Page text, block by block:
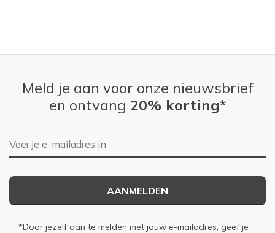
Meld je aan voor onze nieuwsbrief
en ontvang 20% korting*
E-mailadres
AANMELDEN
*Door jezelf aan te melden met jouw e-mailadres, geef je